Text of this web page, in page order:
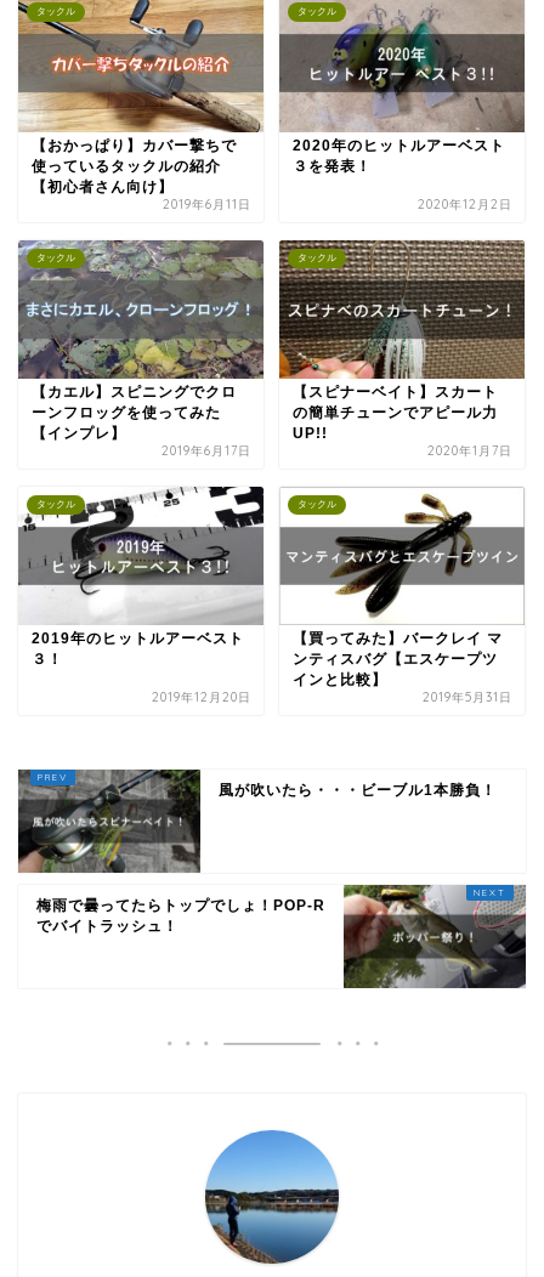
タックル
【おかっぱり】カバー撃ちで
使っているタックルの紹介
【初心者さん向け】
2019年6月11日
タックル
2020年のヒットルアーベスト
３を発表！
2020年12月2日
タックル
【カエル】スピニングでクロ
ーンフロッグを使ってみた
【インプレ】
2019年6月17日
タックル
【スピナーベイト】スカート
の簡単チューンでアピール力
UP!!
2020年1月7日
タックル
2019年のヒットルアーベスト
３！
2019年12月20日
タックル
【買ってみた】バークレイ マ
ンティスバグ【エスケープツ
インと比較】
2019年5月31日
風が吹いたら・・・ビーブル1本勝負！
梅雨で曇ってたらトップでしょ！POP-R
でバイトラッシュ！